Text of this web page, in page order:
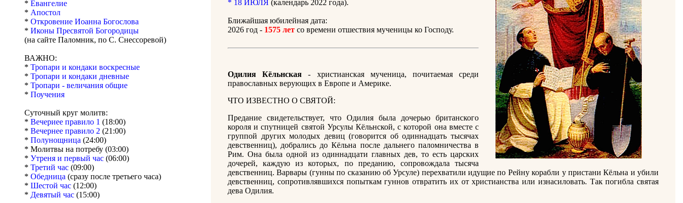
* Евангелие
* Апостол
* Откровение Иоанна Богослова
* Иконы Пресвятой Богородицы
(на сайте Паломник, по С. Снессоревой)
ВАЖНО:
* Тропари и кондаки воскресные
* Тропари и кондаки дневные
* Тропари - величания общие
* Поучения
Суточный круг молитв:
* Вечериее правило 1 (18:00)
* Вечернее правило 2 (21:00)
* Полунощница (24:00)
* Молитвы на потребу (03:00)
* Утреня и первый час (06:00)
* Третий час (09:00)
* Обедница (сразу после третьего часа)
* Шестой час (12:00)
* Девятый час (15:00)
* 18 ИЮЛЯ (календарь 2022 года).
Ближайшая юбилейная дата:
2026 год - 1575 лет со времени отшествия мученицы ко Господу.
Одилия Кёльнская - христианская мученица, почитаемая среди
православных верующих в Европе и Америке.
ЧТО ИЗВЕСТНО О СВЯТОЙ:
Предание свидетельствует, что Одилия была дочерью британского
короля и спутницей святой Урсулы Кёльнской, с которой она вместе с
группой других молодых девиц (говорится об одиннадцать тысячах
девственниц), добрались до Кёльна после дальнего паломничества в
Рим. Она была одной из одиннадцати главных дев, то есть царских
дочерей, каждую из которых, по преданию, сопровождала тысяча
девственниц. Варвары (гунны по сказанию об Урсуле) перехватили идущие по Рейну корабли у пристани Кёльна и убили
девственниц, сопротивлявшихся попыткам гуннов отвратить их от христианства или изнасиловать. Так погибла святая
дева Одилия.